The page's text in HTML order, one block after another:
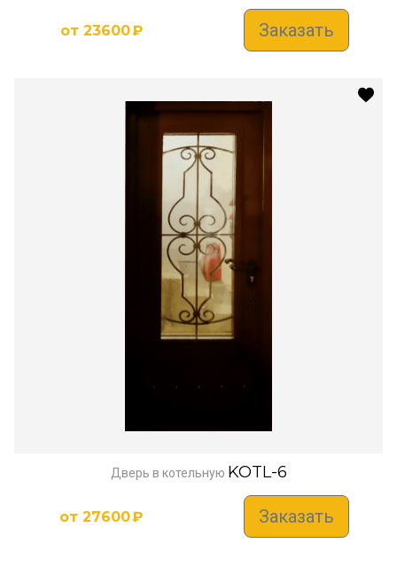
от 23600₽ Заказать
Дверь в котельную KOTL-6
от 27600₽ Заказать